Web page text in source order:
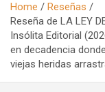
Home
Reseñas
Reseña de LA LEY
Insólita Editorial
en decadencia
viejas heridas